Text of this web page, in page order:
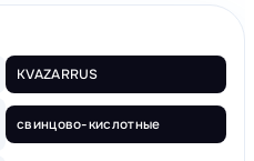
KVAZARRUS
свинцово-кислотные